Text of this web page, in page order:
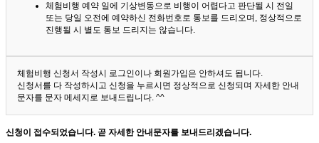
체험비행 예약 일에 기상변동으로 비행이 어렵다고 판단될 시 전일
또는 당일 오전에 예약하신 전화번호로 통보를 드리오며, 정상적으로
진행될 시 별도 통보 드리지는 않습니다.
체험비행 신청서 작성시 로그인이나 회원가입은 안하셔도 됩니다.
신청서를 다 작성하시고 신청을 누르시면 정상적으로 신청되며 자세한 안내
문자를 문자 메세지로 보내드립니다. ^^
신청이 접수되었습니다. 곧 자세한 안내문자를 보내드리겠습니다.